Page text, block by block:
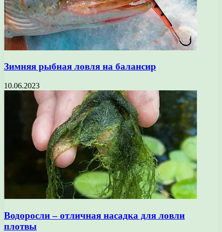
Зимняя рыбная ловля на балансир
10.06.2023
Водоросли – отличная насадка для ловли
плотвы